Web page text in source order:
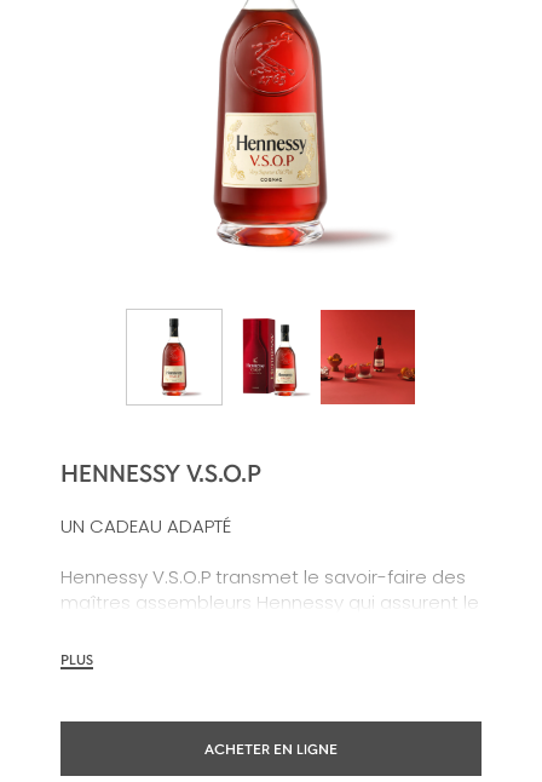
HENNESSY V.S.O.P
UN CADEAU ADAPTÉ
Hennessy V.S.O.P transmet le savoir-faire des
maîtres assembleurs Hennessy qui assurent le
depuis 200 ans. Un cognac à la consistance et
PLUS
ACHETER EN LIGNE